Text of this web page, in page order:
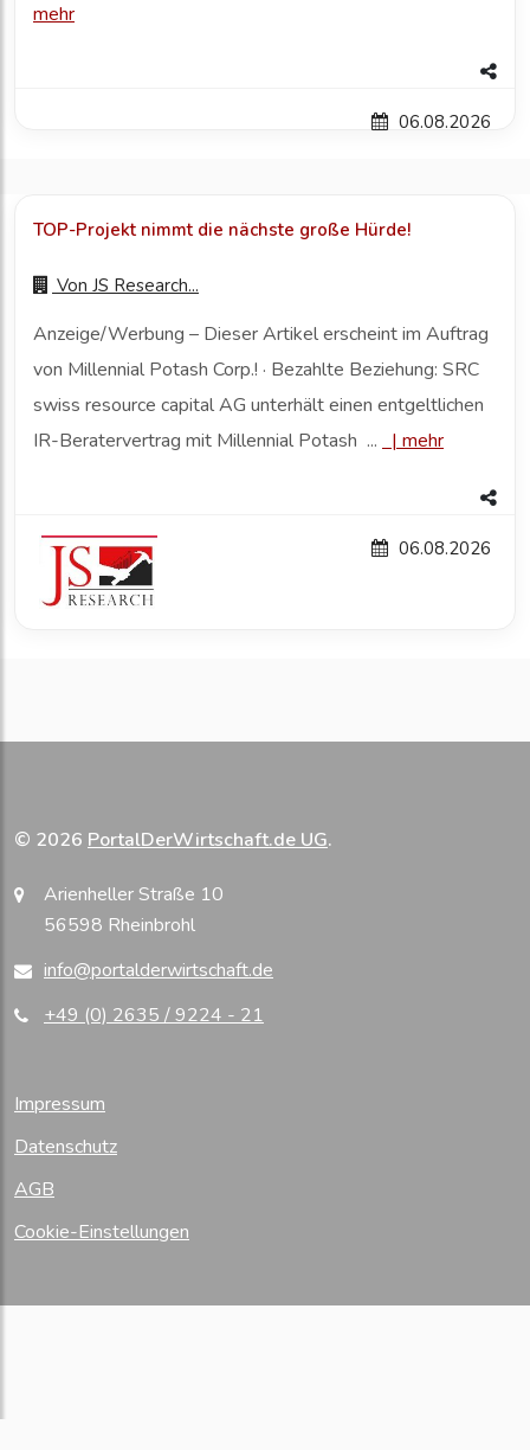
mehr
06.08.2026
TOP-Projekt nimmt die nächste große Hürde!
Von JS Research...
Anzeige/Werbung – Dieser Artikel erscheint im Auftrag
von Millennial Potash Corp.! · Bezahlte Beziehung: SRC
swiss resource capital AG unterhält einen entgeltlichen
IR-Beratervertrag mit Millennial Potash ...
| mehr
06.08.2026
© 2026 PortalDerWirtschaft.de UG.
Arienheller Straße 10
56598 Rheinbrohl
info@portalderwirtschaft.de
+49 (0) 2635 / 9224 - 21
Impressum
Datenschutz
AGB
Cookie-Einstellungen